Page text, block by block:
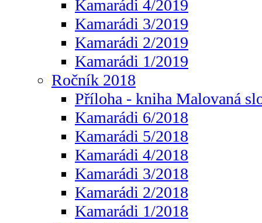
Kamarádi 4/2019
Kamarádi 3/2019
Kamarádi 2/2019
Kamarádi 1/2019
Ročník 2018
Příloha - kniha Malovaná
Kamarádi 6/2018
Kamarádi 5/2018
Kamarádi 4/2018
Kamarádi 3/2018
Kamarádi 2/2018
Kamarádi 1/2018